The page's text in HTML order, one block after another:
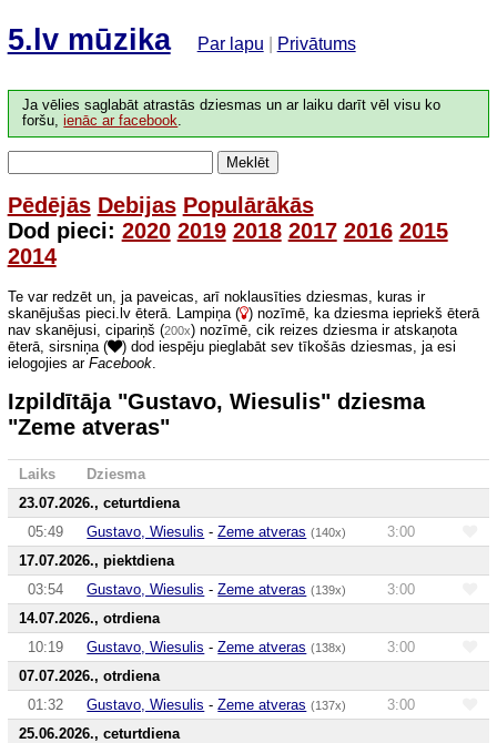
5.lv mūzika Par lapu Privātums
Ja vēlies saglabāt atrastās dziesmas un ar laiku darīt vēl visu ko
foršu,ienāc ar facebook.
Meklēt
Pēdējās Debijas Populārākās
Dod pieci: 2020 2019 2018 2017 2016 2015
2014
Te var redzēt un, ja paveicas, arī noklausīties dziesmas, kuras ir
skanējušas pieci.lv ēterā. Lampiņa ( ) nozīmē, ka dziesma iepriekš ēterā
nav skanējusi, cipariņš (200x) nozīmē, cik reizes dziesma ir atskaņota
ēterā, sirsniņa (
) dod iespēju pieglabāt sev tīkošās dziesmas, ja esi
ielogojies ar Facebook.
Izpildītāja "Gustavo, Wiesulis" dziesma
"Zeme atveras"
Laiks
Dziesma
23.07.2026., ceturtdiena
05:49
Gustavo, Wiesulis -Zeme atveras (140x)
3:00
17.07.2026., piektdiena
03:54
Gustavo, Wiesulis -Zeme atveras (139x)
3:00
14.07.2026., otrdiena
10:19
Gustavo, Wiesulis -Zeme atveras (138x)
3:00
07.07.2026., otrdiena
01:32
Gustavo, Wiesulis -Zeme atveras (137x)
3:00
25.06.2026., ceturtdiena